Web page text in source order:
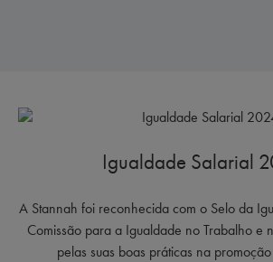
Igualdade Salarial
A Stannah foi reconhecida com o Selo da
Comissão para a Igualdade no Trabalho e
pelas suas boas práticas na